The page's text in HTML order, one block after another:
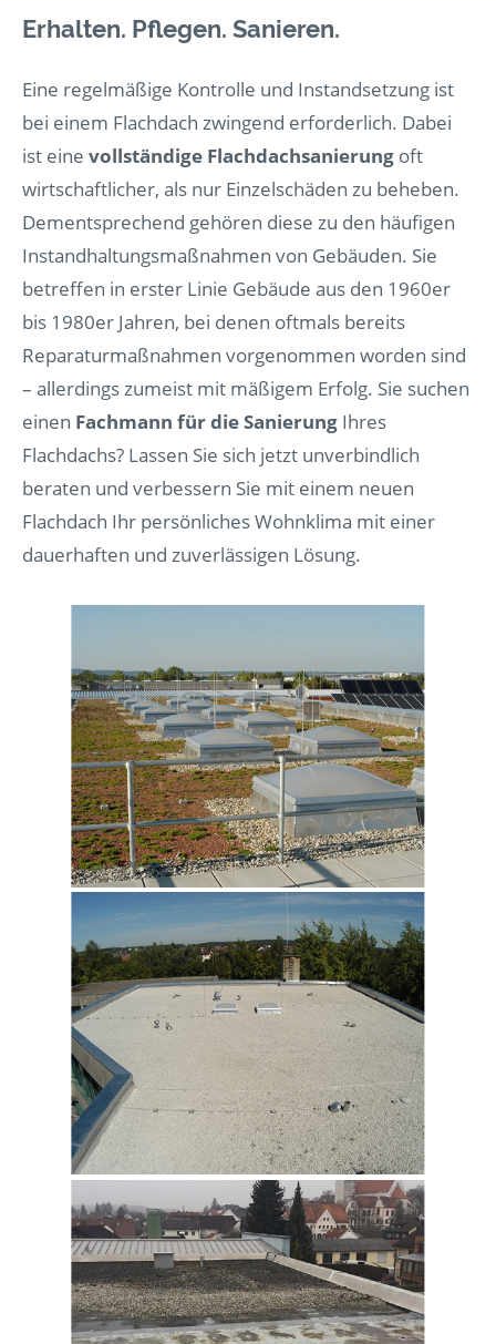
Erhalten. Pflegen. Sanieren.
Eine regelmäßige Kontrolle und Instandsetzung ist
bei einem Flachdach zwingend erforderlich. Dabei
ist eine vollständige Flachdachsanierung oft
wirtschaftlicher, als nur Einzelschäden zu beheben.
Dementsprechend gehören diese zu den häufigen
Instandhaltungsmaßnahmen von Gebäuden. Sie
betreffen in erster Linie Gebäude aus den 1960er
bis 1980er Jahren, bei denen oftmals bereits
Reparaturmaßnahmen vorgenommen worden sind
– allerdings zumeist mit mäßigem Erfolg. Sie suchen
einen Fachmann für die Sanierung Ihres
Flachdachs? Lassen Sie sich jetzt unverbindlich
beraten und verbessern Sie mit einem neuen
Flachdach Ihr persönliches Wohnklima mit einer
dauerhaften und zuverlässigen Lösung.